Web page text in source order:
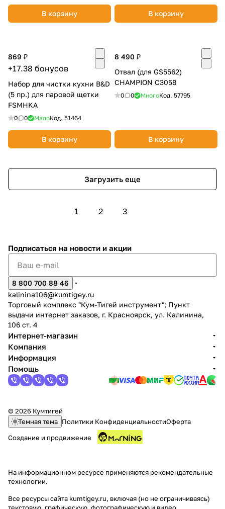
В корзину В корзину
869 ₽
+17.38 бонусов
Набор для чистки кухни B&D
(5 пр.) для паровой щетки
FSMHKA
0 0 МалоКод. 51464
В корзину
8 490 ₽
Отвал (для GS5562)
CHAMPION C3058
0 0 МногоКод. 57795
В корзину
Загрузить еще
1 2 3
Подписаться на новости и акции
8 800 700 88 46
kalinina106@kumtigey.ru
Торговый комплекс "Кум-Тигей инструмент"; Пункт
выдачи интернет заказов, г. Красноярск, ул. Калинина,
106 ст. 4
Интернет-магазин
Компания
Информация
Помощь
© 2026 Кумтигей
Темная тема Политики КонфиденциальностиОферта
Создание и продвижение
На информационном ресурсе применяются рекомендательные
технологии.
Все ресурсы сайта kumtigey.ru, включая (но не ограничиваясь)